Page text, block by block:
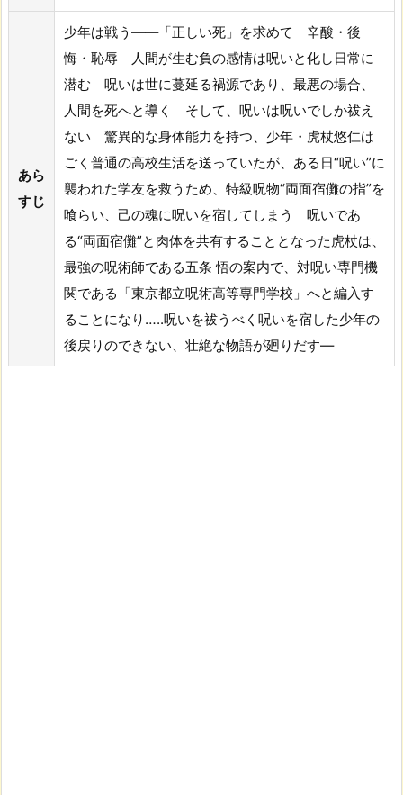
あら
すじ
少年は戦う――「正しい死」を求めて 辛酸・後
悔・恥辱 人間が生む負の感情は呪いと化し日常に
潜む 呪いは世に蔓延る禍源であり、最悪の場合、
人間を死へと導く そして、呪いは呪いでしか祓え
ない 驚異的な身体能力を持つ、少年・虎杖悠仁は
ごく普通の高校生活を送っていたが、ある日“呪い”に
襲われた学友を救うため、特級呪物“両面宿儺の指”を
喰らい、己の魂に呪いを宿してしまう 呪いであ
る“両面宿儺”と肉体を共有することとなった虎杖は、
最強の呪術師である五条 悟の案内で、対呪い専門機
関である「東京都立呪術高等専門学校」へと編入す
ることになり…..呪いを祓うべく呪いを宿した少年の
後戻りのできない、壮絶な物語が廻りだす―